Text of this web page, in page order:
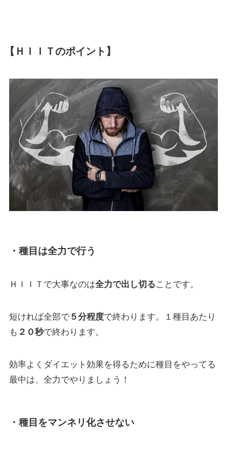
【ＨＩＩＴのポイント】
・種目は全力で行う
ＨＩＩＴで大事なのは全力で出し切ることです。
短ければ全部で５分程度で終わります。１種目あたり
も ２０秒で終わります。
効率よくダイエット効果を得るために種目をやってる
最中は、全力でやりましょう！
・ 種目をマンネリ化させない